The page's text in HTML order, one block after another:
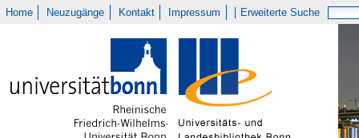
Home Neuzugänge Kontakt Impressum Erweiterte Suche